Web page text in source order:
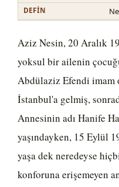
DEFIN
Aziz Nesin, 20 Aralık
yoksul bir ailenin
Abdülaziz Efendi imam
İstanbul'a gelmiş,
Annesinin adı Hanife
yaşındayken, 15 Eylül
yaşa dek neredeyse
konforuna erişemeyen